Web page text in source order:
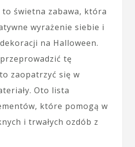
świetna zabawa, która
wyrażenie siebie i
na Halloween.
tę
zaopatrzyć się w
Oto lista
które pomogą w
i trwałych ozdób z